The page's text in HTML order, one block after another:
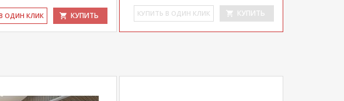
ОДИН КЛИК КУПИТЬ КУ­ПИТЬ В ОДИН КЛИК КУПИТЬ